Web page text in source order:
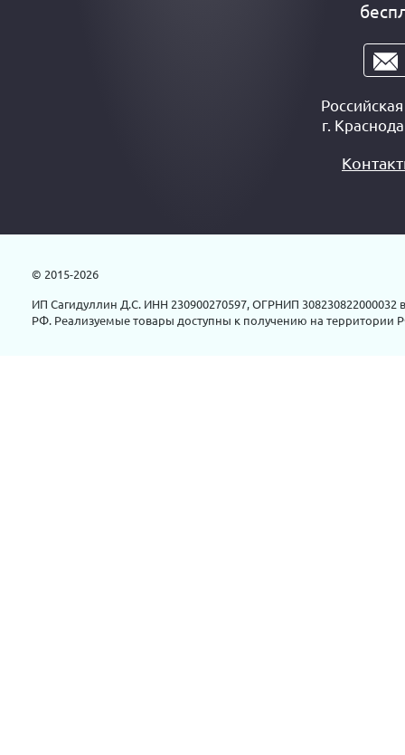
г.
© 2015-2026
ИП Сагидуллин Д.С. ИНН 230900270597, ОГРНИП 308230822000032
РФ. Реализуемые товары доступны к получению на территории